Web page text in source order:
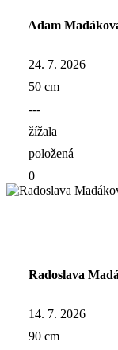
Adam
24. 7. 2026
50 cm
---
žížala
položená
0
Radoslava
14. 7. 2026
90 cm